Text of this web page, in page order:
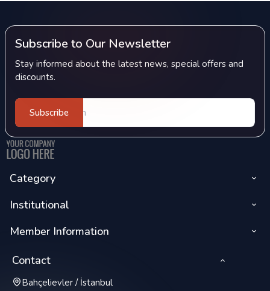
Subscribe to Our Newsletter
Stay informed about the latest news, special offers and
discounts.
Subscribe
Category
Institutional
Member Information
Contact
Bahçelievler / İstanbul